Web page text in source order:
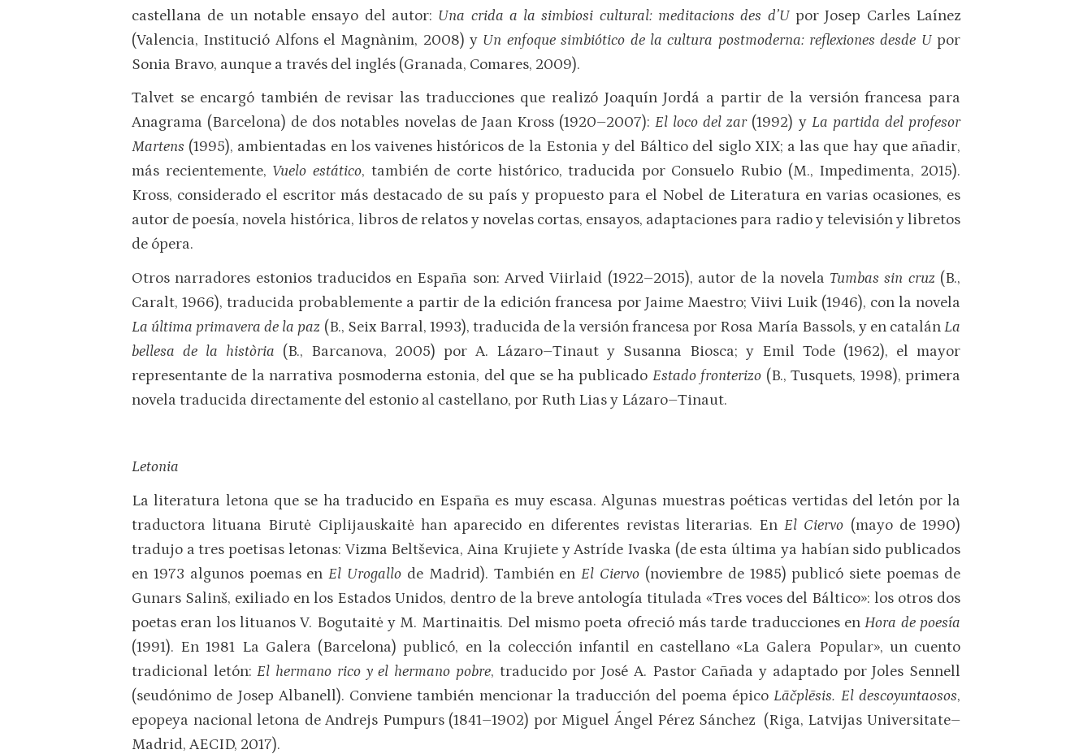
castellana de un notable ensayo del autor: Una crida a la simbiosi cultural: meditacions des d’Upor Josep Carles Laínez
(Valencia, Institució Alfons el Magnànim, 2008) y Un enfoque simbiótico de la cultura postmoderna: reflexiones desde Upor
Sonia Bravo, aunque a través del inglés (Granada, Comares, 2009).
Talvet se encargó también de revisar las traducciones que realizó Joaquín Jordá a partir de la versión francesa para
Anagrama (Barcelona) de dos notables novelas de Jaan Kross (1920–2007):El loco del zar (1992) y La partida del profesor
Martens (1995), ambientadas en los vaivenes históricos de la Estonia y del Báltico del siglo XIX; a las que hay que añadir,
más recientemente, Vuelo estático, también de corte histórico, traducida por Consuelo Rubio (M., Impedimenta, 2015).
Kross, considerado el escritor más destacado de su país y propuesto para el Nobel de Literatura en varias ocasiones, es
autor de poesía, novela histórica, libros de relatos y novelas cortas, ensayos, adaptaciones para radio y televisión y libretos
de ópera.
Otros narradores estonios traducidos en España son: Arved Viirlaid (1922–2015), autor de la novela Tumbas sin cruz (B.,
Caralt, 1966), traducida probablemente a partir de la edición francesa por Jaime Maestro; Viivi Luik (1946), con la novela
La última primavera de la paz (B., Seix Barral, 1993), traducida de la versión francesa por Rosa María Bassols, y en catalánLa
bellesa de la història (B., Barcanova, 2005) por A. Lázaro–Tinaut y Susanna Biosca; y Emil Tode (1962), el mayor
representante de la narrativa posmoderna estonia, del que se ha publicado Estado fronterizo (B., Tusquets, 1998), primera
novela traducida directamente del estonio al castellano, por Ruth Lias y Lázaro–Tinaut.
Letonia
La literatura letona que se ha traducido en España es muy escasa. Algunas muestras poéticas vertidas del letón por la
traductora lituana Birutė Ciplijauskaitė han aparecido en diferentes revistas literarias. EnEl Ciervo (mayo de 1990)
tradujo a tres poetisas letonas: Vizma Beltševica, Aina Krujiete y Astríde Ivaska (de esta última ya habían sido publicados
en 1973 algunos poemas enEl Urogallo de Madrid). También enEl Ciervo (noviembre de 1985) publicó siete poemas de
Gunars Salinš, exiliado en los Estados Unidos, dentro de la breve antología titulada «Tres voces del Báltico»: los otros dos
poetas eran los lituanos V. Bogutaitė y M. Martinaitis. Del mismo poeta ofreció más tarde traducciones enHora de poesía
(1991). En 1981 La Galera (Barcelona) publicó, en la colección infantil en castellano «La Galera Popular», un cuento
tradicional letón:El hermano rico y el hermano pobre, traducido por José A. Pastor Cañada y adaptado por Joles Sennell
(seudónimo de Josep Albanell). Conviene también mencionar la traducción del poema épicoLāčplēsis. El descoyuntaosos,
epopeya nacional letona de Andrejs Pumpurs (1841–1902) por Miguel Ángel Pérez Sánchez (Riga, Latvijas Universitate–
Madrid, AECID, 2017).